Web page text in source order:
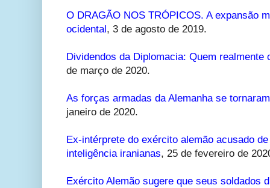
O DRAGÃO NOS TRÓPICOS. A expansão
ocidental, 3 de agosto de 2019.
Dividendos da Diplomacia: Quem realmente
de março de 2020.
As forças armadas da Alemanha se
janeiro de 2020.
Ex-intérprete do exército alemão acusado
inteligência iranianas, 25 de fevereiro de
Exército Alemão sugere que seus soldados